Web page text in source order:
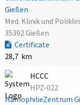
Gießen
Med. Klinik und
35392 Gießen
Certificate
28,7 km
HCCC
HPZ-022
HämophilieZentrum